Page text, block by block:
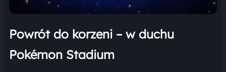
Powrót do korzeni – w duchu
Pokémon Stadium